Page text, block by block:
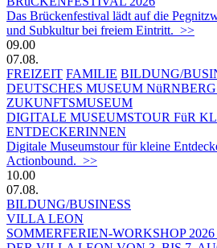
Das Brückenfestival lädt auf die
und Subkultur bei freiem Eintritt. >>
09.00
07.08.
FREIZEIT FAMILIE BILDUNG/
DEUTSCHES MUSEUM
ZUKUNFTSMUSEUM
DIGITALE MUSEUMSTOUR FüR
ENTDECKERINNEN
Digitale Museumstour für kleine
Actionbound. >>
10.00
07.08.
BILDUNG/BUSINESS
VILLA LEON
SOMMERFERIEN-WORKSHOP